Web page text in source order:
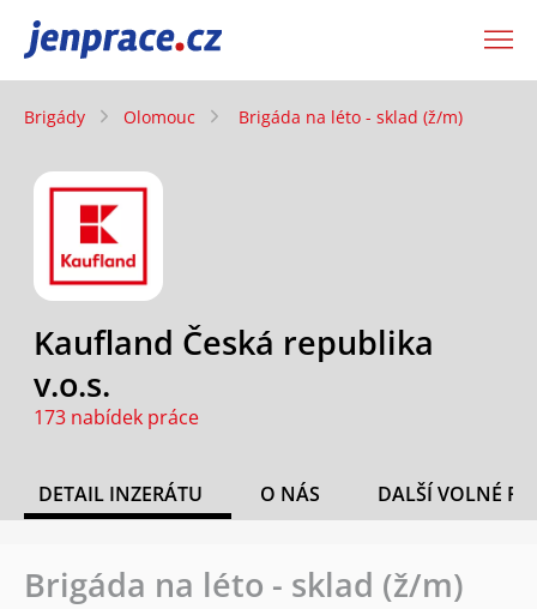
JenPráce.cz
Brigády Olomouc Brigáda na léto - sklad (ž/m)
Kaufland Česká republika
v.o.s.
173 nabídek práce
DETAIL INZERÁTU O NÁS DALŠÍ VOLNÉ
Brigáda na léto - sklad (ž/m)